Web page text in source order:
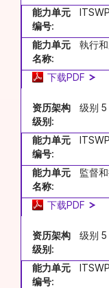
能力单元
编号:
能力单元
名称:
執行
下载PDF
资历架构
级别:
级别 5
能力单元
编号:
能力单元
名称:
監督
下载PDF
资历架构
级别:
级别 5
能力单元
编号: